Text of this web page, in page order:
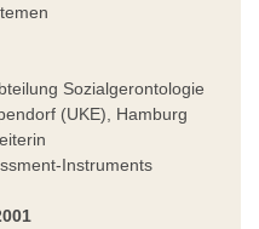
Sozialgerontologie
(UKE), Hamburg
Instruments